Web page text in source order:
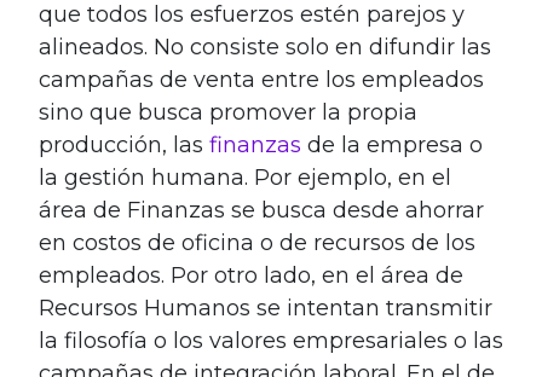
que todos los esfuerzos estén parejos y
alineados. No consiste solo en difundir las
campañas de venta entre los empleados
sino que busca promover la propia
producción, las finanzas de la empresa o
la gestión humana. Por ejemplo, en el
área de Finanzas se busca desde ahorrar
en costos de oficina o de recursos de los
empleados. Por otro lado, en el área de
Recursos Humanos se intentan transmitir
la filosofía o los valores empresariales o las